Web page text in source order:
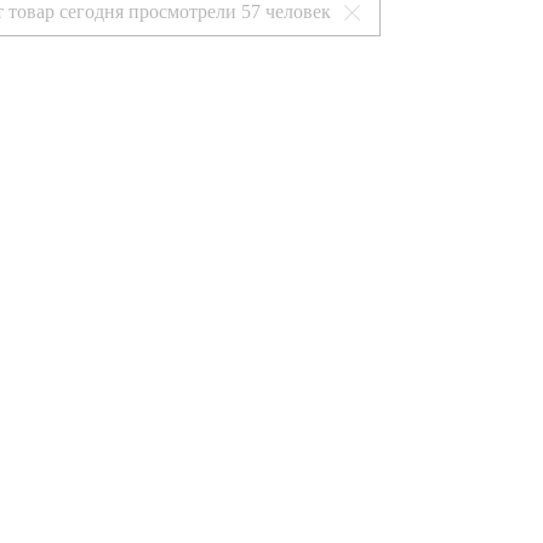
товар сегодня просмотрели 57 человек